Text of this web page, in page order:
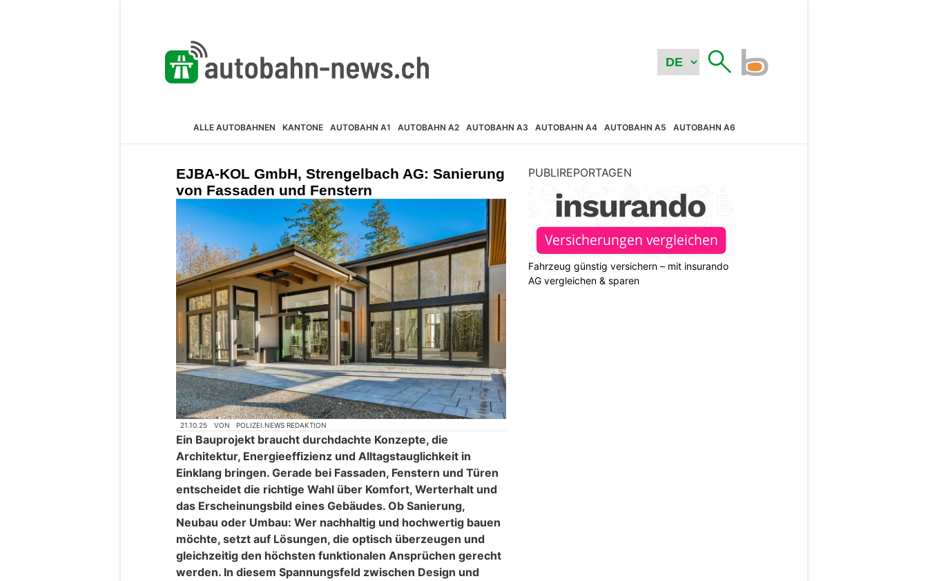
ALLE AUTOBAHNEN KANTONE AUTOBAHN A1 AUTOBAHN A2 AUTOBAHN A3 AUTOBAHN A4 AUTOBAHN A5 AUTOBAHN A6
EJBA-KOL GmbH, Strengelbach AG: Sanierung
von Fassaden und Fenstern
21.10.25 VON POLIZEI.NEWS REDAKTION
Ein Bauprojekt braucht durchdachte Konzepte, die
Architektur, Energieeffizienz und Alltagstauglichkeit in
Einklang bringen. Gerade bei Fassaden, Fenstern und Türen
entscheidet die richtige Wahl über Komfort, Werterhalt und
das Erscheinungsbild eines Gebäudes. Ob Sanierung,
Neubau oder Umbau: Wer nachhaltig und hochwertig bauen
möchte, setzt auf Lösungen, die optisch überzeugen und
gleichzeitig den höchsten funktionalen Ansprüchen gerecht
werden. In diesem Spannungsfeld zwischen Design und
PUBLIREPORTAGEN
Fahrzeug günstig versichern – mit insurando
AG vergleichen & sparen